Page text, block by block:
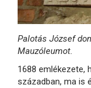
Palotás József
Mauzóleumot.
1688 emlékezete,
században, ma is